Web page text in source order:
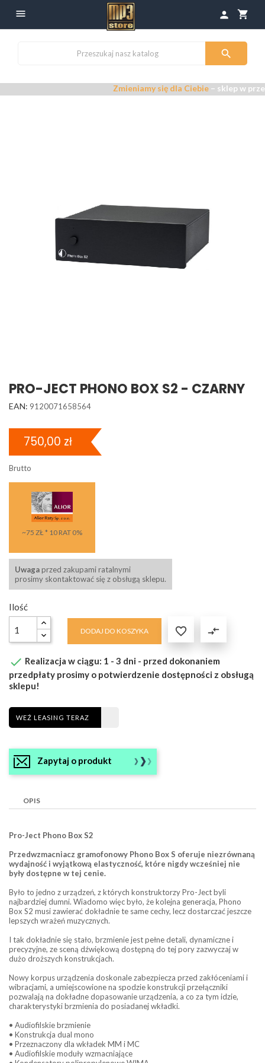
 shopping_cart
person

Zmieniamy się dla Ciebie – sklep w
PRO-JECT PHONO BOX S2 - CZARNY
EAN: 9120071658564
750,00 zł
Brutto
~75 ZŁ * 10 RAT 0%
Uwaga przed zakupami ratalnymi
prosimy skontaktować się z obsługą sklepu.
Ilość
DODAJ DO KOSZYKA  compare_arrows
 Realizacja w ciągu: 1 - 3 dni - przed dokonaniem
przedpłaty prosimy o potwierdzenie dostępności z obsługą
sklepu!
WEŹ LEASING TERAZ
Zapytaj o produkt
OPIS
Pro-Ject Phono Box S2
Przedwzmacniacz gramofonowy Phono Box S oferuje niezrównaną
wydajność i wyjątkową elastyczność, które nigdy wcześniej nie
były dostępne w tej cenie.
Było to jedno z urządzeń, z których konstruktorzy Pro-Ject byli
najbardziej dumni. Wiadomo więc było, że kolejna generacja, Phono
Box S2 musi zawierać dokładnie te same cechy, lecz dostarczać jeszcze
lepszych wrażeń muzycznych.
I tak dokładnie się stało, brzmienie jest pełne detali, dynamiczne i
precyzyjne, ze sceną dźwiękową dostępną do tej pory zazwyczaj w
dużo droższych konstrukcjach.
Nowy korpus urządzenia doskonale zabezpiecza przed zakłóceniami i
wibracjami, a umiejscowione na spodzie konstrukcji przełączniki
pozwalają na dokładne dopasowanie urządzenia, a co za tym idzie,
charakterystyki brzmienia do posiadanej wkładki.
• Audiofilskie brzmienie
• Konstrukcja dual mono
• Przeznaczony dla wkładek MM i MC
• Audiofilskie moduły wzmacniające